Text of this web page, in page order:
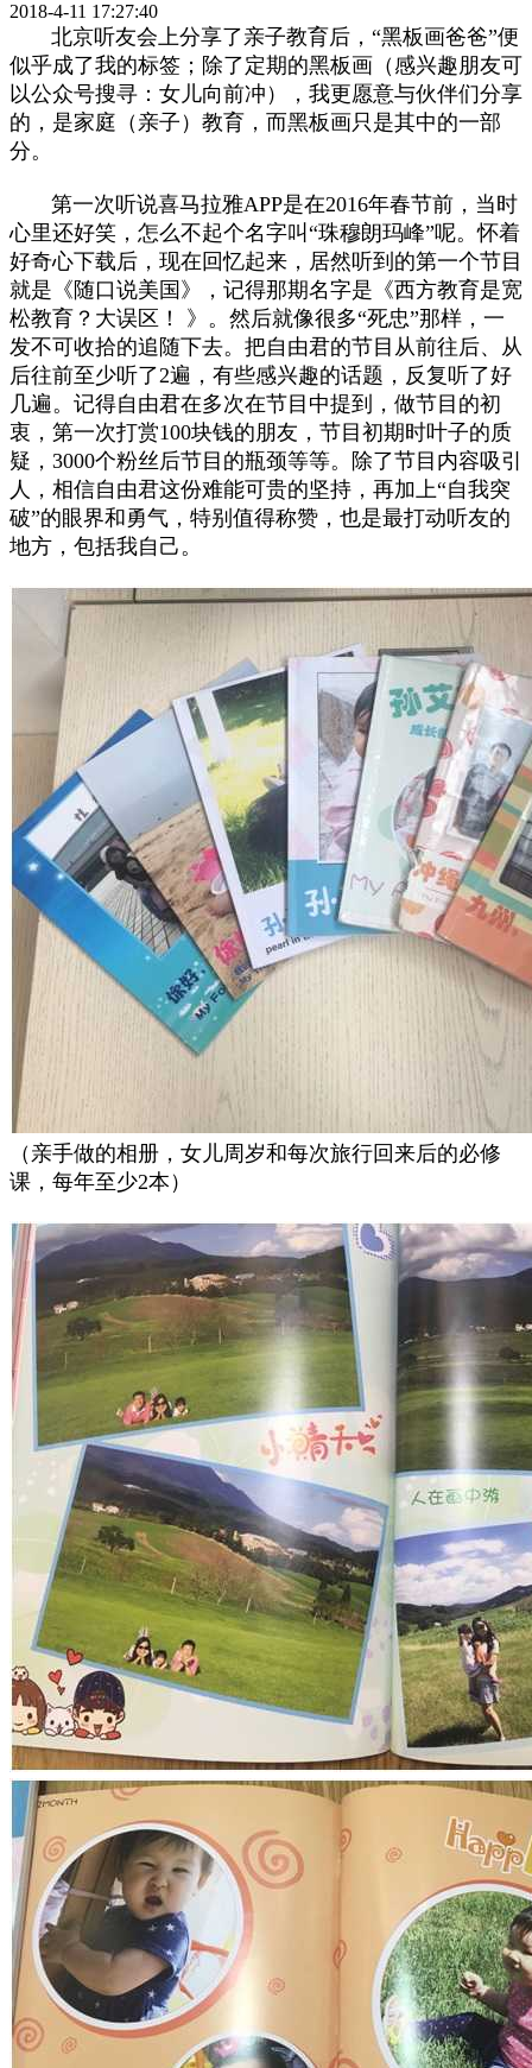
2018-4-11 17:27:40
北京听友会上分享了亲子教育后，“黑板画爸爸”便
似乎成了我的标签；除了定期的黑板画（感兴趣朋友可
以公众号搜寻：女儿向前冲），我更愿意与伙伴们分享
的，是家庭（亲子）教育，而黑板画只是其中的一部
分。
第一次听说喜马拉雅APP是在2016年春节前，当时
心里还好笑，怎么不起个名字叫“珠穆朗玛峰”呢。怀着
好奇心下载后，现在回忆起来，居然听到的第一个节目
就是《随口说美国》，记得那期名字是《西方教育是宽
松教育？大误区！ 》。然后就像很多“死忠”那样，一
发不可收拾的追随下去。把自由君的节目从前往后、从
后往前至少听了2遍，有些感兴趣的话题，反复听了好
几遍。记得自由君在多次在节目中提到，做节目的初
衷，第一次打赏100块钱的朋友，节目初期时叶子的质
疑，3000个粉丝后节目的瓶颈等等。除了节目内容吸引
人，相信自由君这份难能可贵的坚持，再加上“自我突
破”的眼界和勇气，特别值得称赞，也是最打动听友的
地方，包括我自己。
（亲手做的相册，女儿周岁和每次旅行回来后的必修
课，每年至少2本）